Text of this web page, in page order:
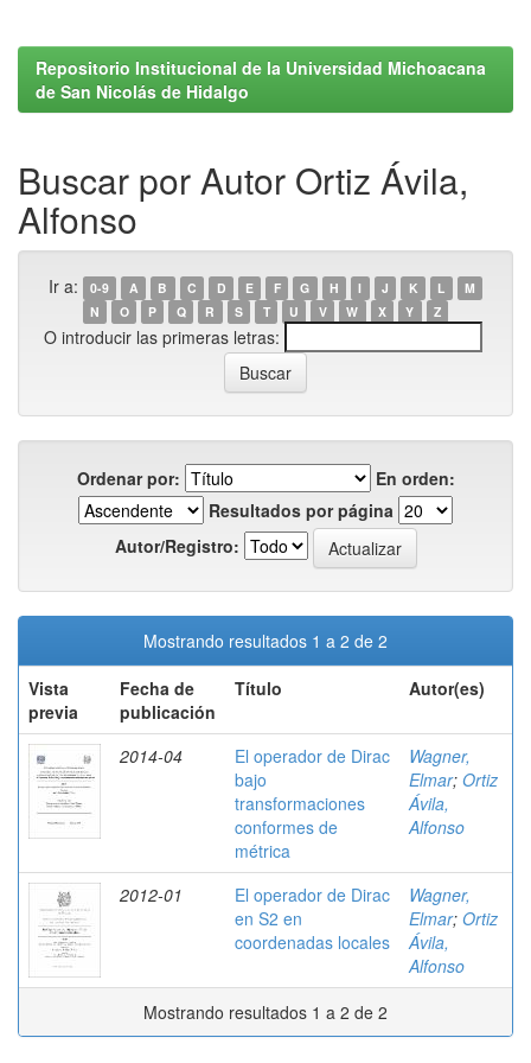
Repositorio Institucional de la Universidad Michoacana
de San Nicolás de Hidalgo
Buscar por Autor Ortiz Ávila,
Alfonso
Ir a: 0-9 A B C D E F G H I J K L
M
N
O P Q R S T U V W X Y Z
O introducir las primeras letras:
Ordenar por:
En orden:
Resultados por página
Autor/Registro:
Mostrando resultados 1 a 2 de 2
Vista
previa
Fecha de
publicación
Título Autor(es)
2014-04
El operador de Dirac
bajo
transformaciones
conformes de
métrica
Wagner,
Elmar; Ortiz
Ávila,
Alfonso
2012-01
El operador de Dirac
en S2 en
coordenadas locales
Wagner,
Elmar; Ortiz
Ávila,
Alfonso
Mostrando resultados 1 a 2 de 2